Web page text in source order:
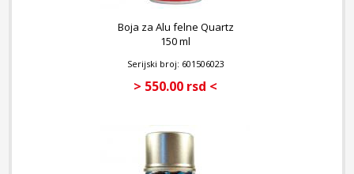
Boja za Alu felne Quartz
150 ml
Serijski broj: 601506023
> 550.00 rsd <